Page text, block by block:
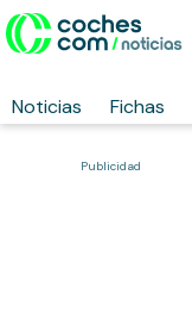
Noticias Fichas
Publicidad